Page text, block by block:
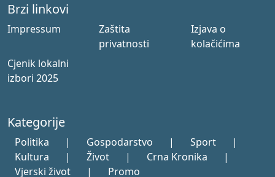
Brzi linkovi
Impressum
Zaštita
privatnosti
Izjava o
kolačićima
Cjenik lokalni
izbori 2025
Kategorije
Politika | Gospodarstvo | Sport
|
Kultura
| Život | Crna Kronika
|
Vjerski život
| Promo